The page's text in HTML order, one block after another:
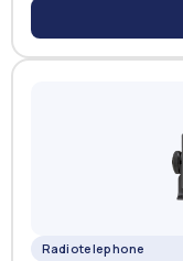
Radiotelephone